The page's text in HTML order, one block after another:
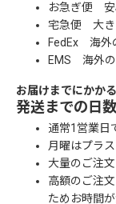
お急ぎ便 安
宅急便 大き
FedEx 海外
EMS 海外の
お届けまでにかか
発送までの日数
通常1営業日
月曜はプラ
大量のご注
高額のご注
ためお時間が